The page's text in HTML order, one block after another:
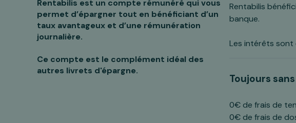
Rentabilis est un compte rémunéré qui vous
permet d’épargner tout en bénéficiant d’un
taux avantageux et d’une rémunération
journalière.
Ce compte est le complément idéal des
autres livrets d'épargne.
Rentabilis
banque.
Les intérêts sont
Toujours
0€ de frais de
0€ de frais de